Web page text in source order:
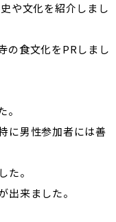
や文化を紹介しまし
の食文化をPRしまし
に男性参加者には善
た。
来ました。